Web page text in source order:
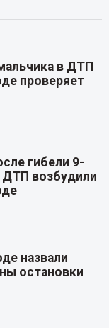
в ДТП
проверяет
гибели 9-
ДТП возбудили
назвали
остановки